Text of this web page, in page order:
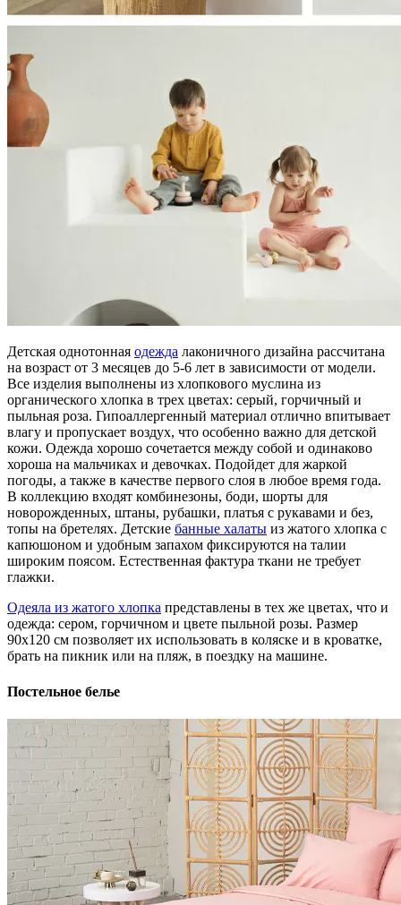
Детская однотонная одежда лаконичного дизайна рассчитана
на возраст от 3 месяцев до 5-6 лет в зависимости от модели.
Все изделия выполнены из хлопкового муслина из
органического хлопка в трех цветах: серый, горчичный и
пыльная роза. Гипоаллергенный материал отлично впитывает
влагу и пропускает воздух, что особенно важно для детской
кожи. Одежда хорошо сочетается между собой и одинаково
хороша на мальчиках и девочках. Подойдет для жаркой
погоды, а также в качестве первого слоя в любое время года.
В коллекцию входят комбинезоны, боди, шорты для
новорожденных, штаны, рубашки, платья с рукавами и без,
топы на бретелях. Детские банные халаты из жатого хлопка с
капюшоном и удобным запахом фиксируются на талии
широким поясом. Естественная фактура ткани не требует
глажки.
Одеяла из жатого хлопка представлены в тех же цветах, что и
одежда: сером, горчичном и цвете пыльной розы. Размер
90х120 см позволяет их использовать в коляске и в кроватке,
брать на пикник или на пляж, в поездку на машине.
Постельное белье